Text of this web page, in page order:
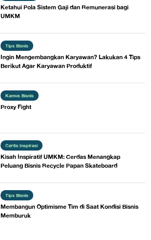
​Ketahui Pola Sistem Gaji dan Remunerasi bagi
UMKM
Tips Bisnis
Ingin Mengembangkan Karyawan? Lakukan 4 Tips
Berikut Agar Karyawan Produktif
Kamus Bisnis
​Proxy Fight
Cerita Inspirasi
​Kisah Inspiratif UMKM: Cerdas Menangkap
Peluang Bisnis Recycle Papan Skateboard
Tips Bisnis
​Membangun Optimisme Tim di Saat Kondisi Bisnis
Memburuk